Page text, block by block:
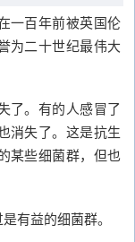
一百年前被英国伦
为二十世纪最伟大
了。有的人感冒了
消失了。这是抗生
某些细菌群，但也
有益的细菌群。